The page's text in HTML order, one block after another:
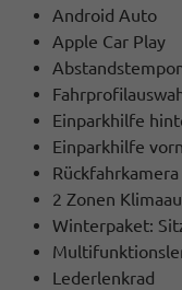
Android Auto
Apple Car Play
Einparkhilfe
Einparkhilfe
Rückfahrkamera
2 Zonen
Winterpaket:
Lederlenkrad